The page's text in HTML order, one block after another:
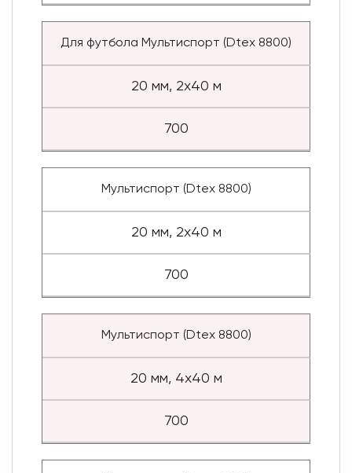
Для футбола Мультиспорт (Dtex 8800)
20 мм, 2x40 м
700
Мультиспорт (Dtex 8800)
20 мм, 2x40 м
700
Мультиспорт (Dtex 8800)
20 мм, 4x40 м
700